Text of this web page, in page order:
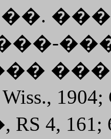
���.
Wiss.,
4,